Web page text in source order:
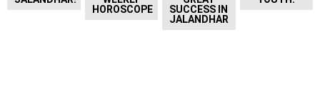
HOROSCOPE
SUCCESS IN
JALANDHAR